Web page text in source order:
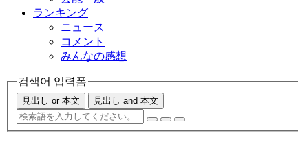
ランキング
ニュース
コメント
みんなの感想
검색어 입력폼
見出し or 本文 見出し and 本文